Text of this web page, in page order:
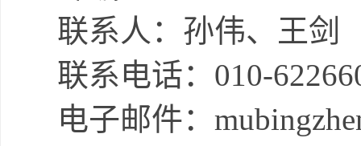
联系人： 孙伟、王剑
联系电话： 010-
电子邮件：